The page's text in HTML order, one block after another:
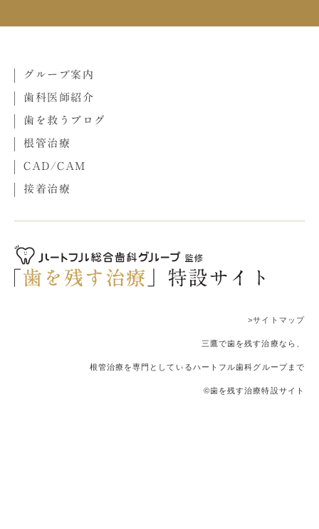
グループ案内
歯科医師紹介
歯を救うブログ
根管治療
CAD/CAM
接着治療
>サイトマップ
三鷹で歯を残す治療なら、
根管治療を専門としているハートフル歯科グループまで
©歯を残す治療特設サイト